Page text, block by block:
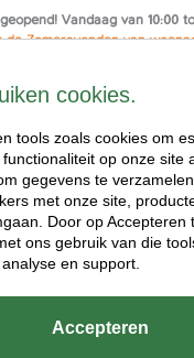
Vandaag van 10:00
Zomeravonden van
cookies.
tools zoals cookies om
op onze site
gegevens te
met onze site,
Door op Accepteren
ons gebruik van die
en support.
Accepteren